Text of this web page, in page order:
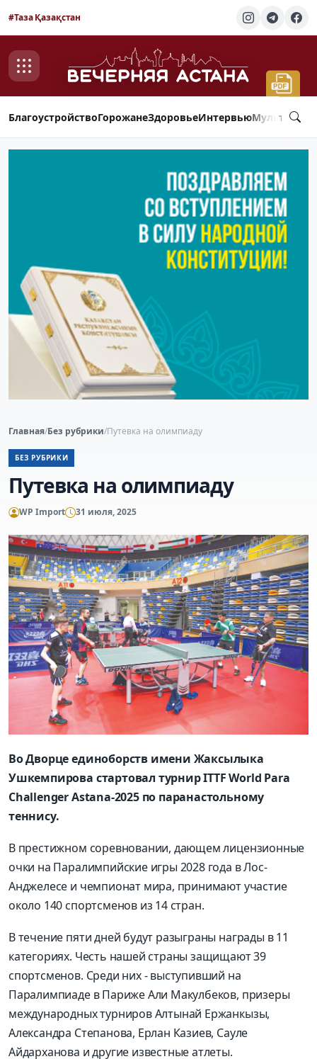
#Таза Қазақстан
БлагоустройствоГорожанеЗдоровьеИнтервью
Главная/Без рубрики/Путевка на олимпиаду
БЕЗ РУБРИКИ
Путевка на олимпиаду
WP Import 31 июля, 2025
Во Дворце единоборств имени Жаксылыка
Ушкемпирова стартовал турнир ITTF World Para
Challenger Astana-2025 по паранастольному
теннису.
В престижном соревновании, дающем лицензионные
очки на Паралимпийские игры 2028 года в Лос-
Анджелесе и чемпионат мира, принимают участие
около 140 спортсменов из 14 стран.
В течение пяти дней будут разыграны награды в 11
категориях. Честь нашей страны защищают 39
спортсменов. Среди них - выступивший на
Паралимпиаде в Париже Али Макулбеков, призеры
международных турниров Алтынай Ержанкызы,
Александра Степанова, Ерлан Казиев, Сауле
Айдарханова и другие известные атлеты.